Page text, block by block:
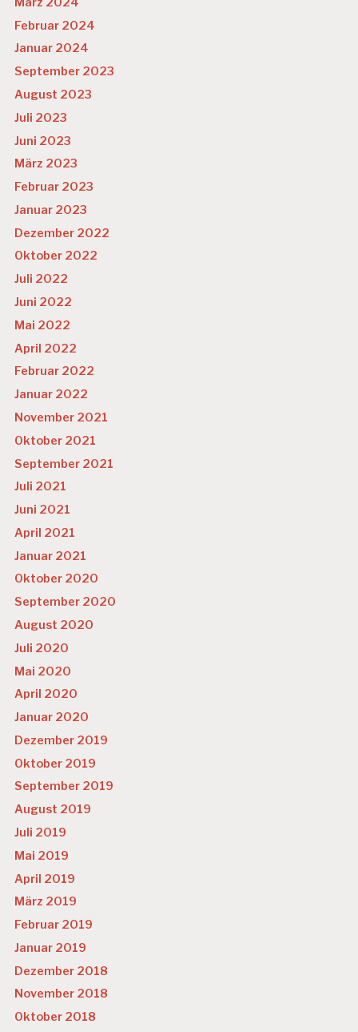
Februar 2024
Januar 2024
September 2023
August 2023
Juli 2023
Juni 2023
März 2023
Februar 2023
Januar 2023
Dezember 2022
Oktober 2022
Juli 2022
Juni 2022
Mai 2022
April 2022
Februar 2022
Januar 2022
November 2021
Oktober 2021
September 2021
Juli 2021
Juni 2021
April 2021
Januar 2021
Oktober 2020
September 2020
August 2020
Juli 2020
Mai 2020
April 2020
Januar 2020
Dezember 2019
Oktober 2019
September 2019
August 2019
Juli 2019
Mai 2019
April 2019
März 2019
Februar 2019
Januar 2019
Dezember 2018
November 2018
Oktober 2018